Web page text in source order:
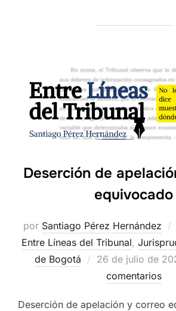
Deserción de
equivocado
por Santiago Pérez Hernández
Entre Líneas del Tribunal,
de Bogotá
Publicado
26 de julio de
comentarios
Deserción de apelación y correo